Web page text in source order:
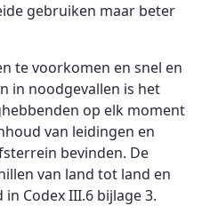
gebruiken maar beter
te voorkomen en snel en
in noodgevallen is het
op elk moment
van leidingen en
bevinden. De
van land tot land en
Codex III.6 bijlage 3.